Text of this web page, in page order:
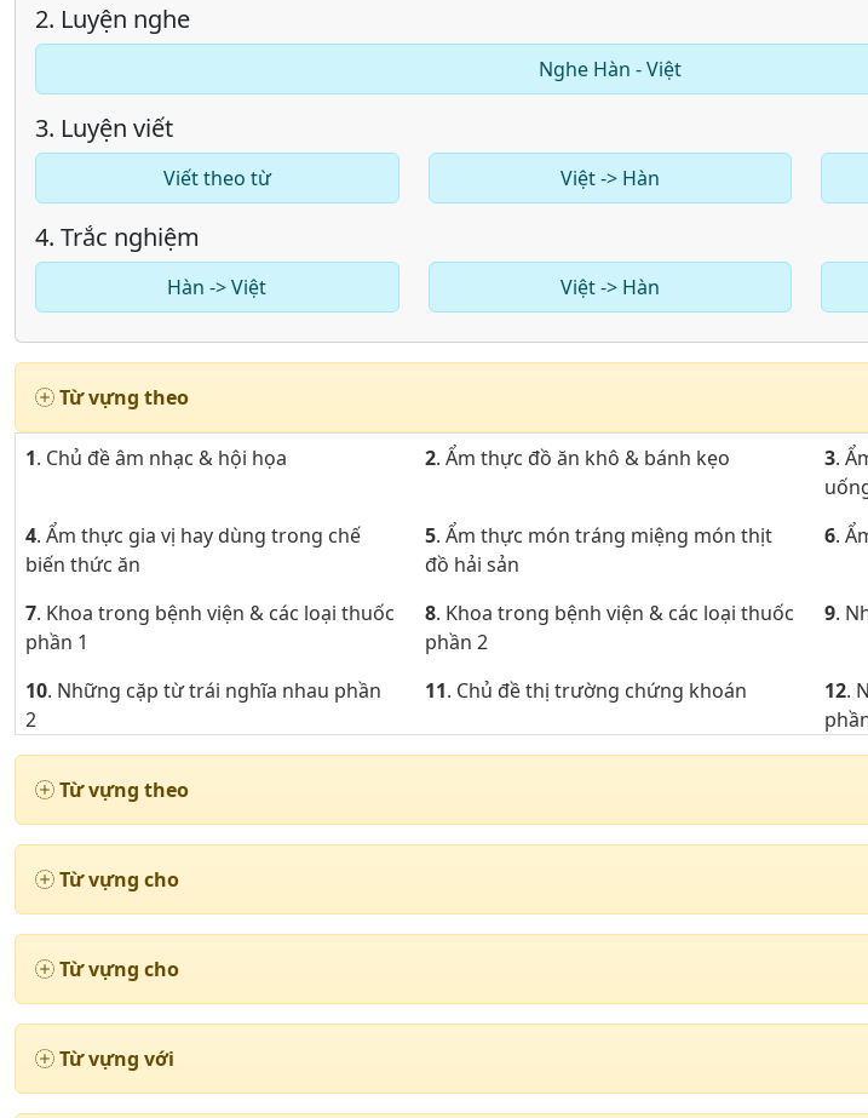
2. Luyện nghe
Nghe Hàn - Việt
3. Luyện viết
Viết theo từ Việt -> Hàn
4. Trắc nghiệm
Hàn -> Việt Việt -> Hàn
Từ vựng theo
1. Chủ đề âm nhạc & hội họa 2. Ẩm thực đồ ăn khô & bánh kẹo 3.
4. Ẩm thực gia vị hay dùng trong chế
biến thức ăn
5. Ẩm thực món tráng miệng món thịt
đồ hải sản
6.
7. Khoa trong bệnh viện & các loại thuốc
phần 1
8. Khoa trong bệnh viện & các loại thuốc
phần 2
9.
10. Những cặp từ trái nghĩa nhau phần
2
11. Chủ đề thị trường chứng khoán 12.
phần 2
16. Chủ đề động từ thường dùng phần 1 17. Chủ đề động từ thường dùng phần 2 18.
19. Chủ đề động từ thường dùng phần 4
22. Chủ đề động từ thường dùng phần 7 23. Chủ đề động từ thường dùng phần 8 24.
không
28. Giao thông vận tải đường thủy phần
1
2
Từ vựng theo
Từ vựng cho
Từ vựng cho
Từ vựng với